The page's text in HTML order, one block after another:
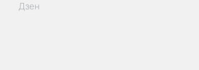
Дзен